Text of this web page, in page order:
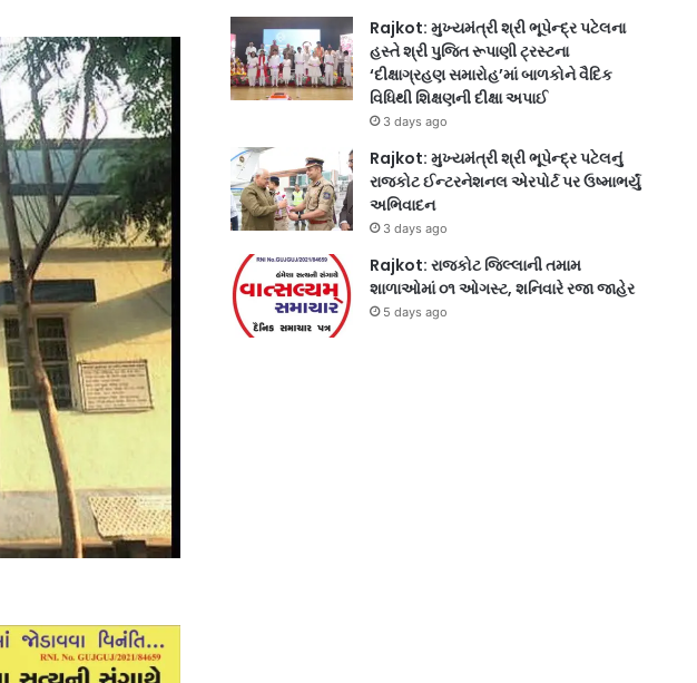
Rajkot: મુખ્યમંત્રી શ્રી ભૂપેન્દ્ર પટેલના
હસ્તે શ્રી પુજિત રૂપાણી ટ્રસ્ટના
‘દીક્ષાગ્રહણ સમારોહ’માં બાળકોને વૈદિક
વિધિથી શિક્ષણની દીક્ષા અપાઈ
3 days ago
Rajkot: મુખ્યમંત્રી શ્રી ભૂપેન્દ્ર પટેલનું
રાજકોટ ઈન્ટરનેશનલ એરપોર્ટ પર ઉષ્માભર્યું
અભિવાદન
3 days ago
Rajkot: રાજકોટ જિલ્લાની તમામ
શાળાઓમાં ૦૧ ઓગસ્ટ, શનિવારે રજા જાહેર
5 days ago